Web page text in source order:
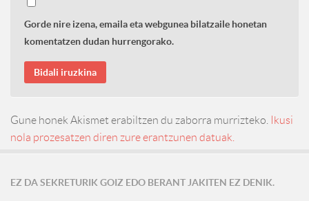
Gorde nire izena, emaila eta webgunea bilatzaile honetan
komentatzen dudan hurrengorako.
Gune honek Akismet erabiltzen du zaborra murrizteko.
Ikusi
nola prozesatzen diren zure erantzunen datuak.
EZ DA SEKRETURIK GOIZ EDO BERANT JAKITEN EZ DENIK.